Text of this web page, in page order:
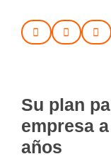
Su plan
empresa
años